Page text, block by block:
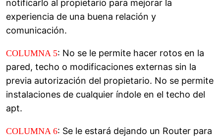
notificarlo al propietario para mejorar la
experiencia de una buena relación y
comunicación.
COLUMNA 5: No se le permite hacer rotos en la
pared, techo o modificaciones externas sin la
previa autorización del propietario. No se permite
instalaciones de cualquier índole en el techo del
apt.
COLUMNA 6: Se le estará dejando un Router para